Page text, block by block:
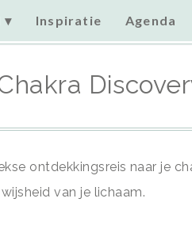
Inspiratie Agenda
ontdekkingsreis naar je
van je lichaam.